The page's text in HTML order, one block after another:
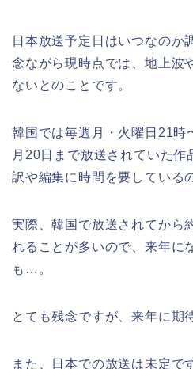
日本放送予定日はいつなのか
念ながら現時点では、地上波
ないとのことです。
韓国では毎週月・火曜日21
月20日まで放送されていた作
訳や編集に時間を要している
実際、韓国で放送されてから
れることが多いので、来年に
も…。
とても残念ですが、来年に期
また、日本での放送は未定で